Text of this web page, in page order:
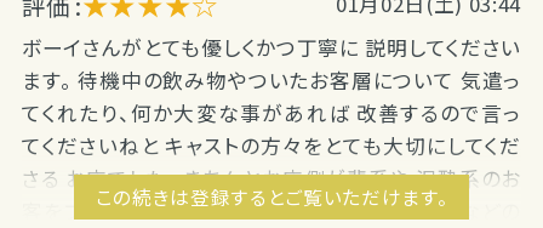
ボーイさんがとても優しくかつ丁寧に 説明してください
ます。 待機中の飲み物やついたお客層について 気遣っ
てくれたり、何か大変な事があれば 改善するので言っ
てくださいねと キャストの方々をとても大切にしてくだ
さる お店でした。 きちんとお店側が輩系や 泥酔系のお
客をブロックしてくれて いるので、話が通じないなどの
この続きは登録するとご覧いただけます。